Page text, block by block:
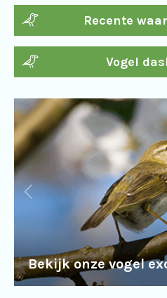
Recente
Vogel
Bekijk onze vogel